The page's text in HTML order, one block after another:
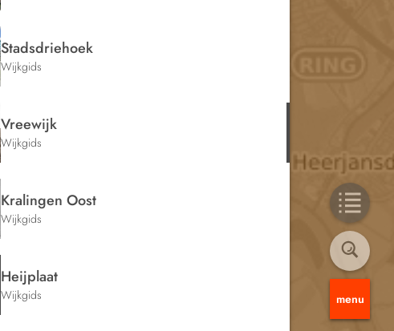
menu
Stadsdriehoek
Wijkgids
Vreewijk
Wijkgids
Kralingen Oost
Wijkgids
Heijplaat
Wijkgids